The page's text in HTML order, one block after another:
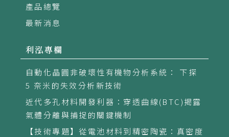
產品總覽
最新消息
利泓專欄
自動化晶圓非破壞性有機物分析系統： 下探
5 奈米的失效分析新技術
近代多孔材料開發利器：穿透曲線(BTC)揭露
氣體分離與捕捉的關鍵機制
【技術專題】從電池材料到精密陶瓷：真密度